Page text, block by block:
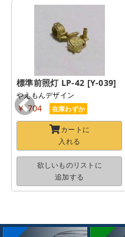
標準前照灯 LP-42 [Y-039]
やえもんデザイン
￥ 704 在庫わずか
カートに
入れる
欲しいものリストに
追加する